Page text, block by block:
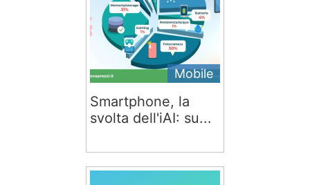
Mobile
Smartphone, la
svolta dell'iAI: su...